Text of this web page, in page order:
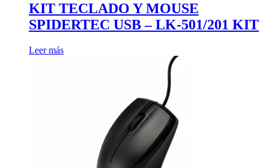
KIT TECLADO Y MOUSE
SPIDERTEC USB – LK-501/201 KIT
Leer más